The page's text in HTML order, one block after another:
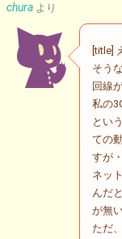
chura より
[title]
そう
回線
私の
とい
ての
すが
ネッ
んだ
が無
ただ